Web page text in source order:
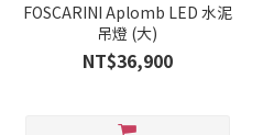
FOSCARINI Aplomb LED 水泥
吊燈 (大)
NT$36,900